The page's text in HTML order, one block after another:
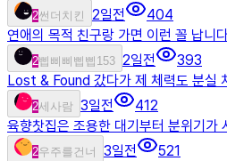
2썬더치킨 2일전
404
연애의 목적 친구랑 가면 이런 꼴 납니
2삡삐삐삡삡153 2일전
393
Lost & Found 갔다가 제 체력도 분실
2세사람 3일전
412
육향찻집은 조용한 대기부터 분위기가
2우주를건너 3일전
521